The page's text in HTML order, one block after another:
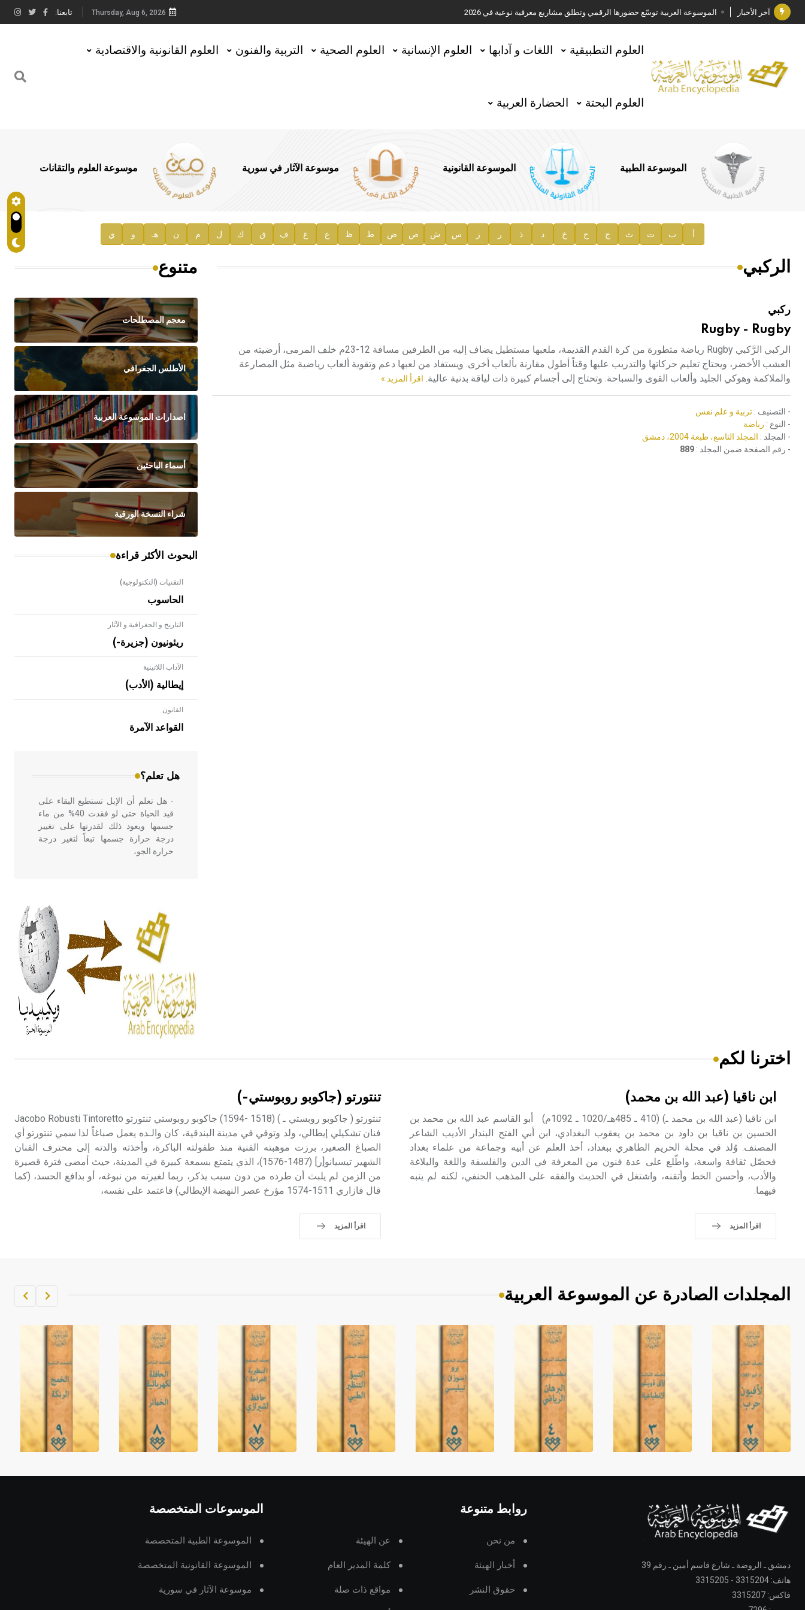
آخر الأخبار الموسوعة العربية توسّع حضورها الرقمي وتطلق مشاريع معرفية نوعية في 2026
جائزة مجمع الملك سلمان العالمي للغة العربية 2025
الأستاذ إياد خالد الطباع مدير عام لهيئة الموسوعة العربية
السيد محمد ياسين صالح وزيرا للثقافة
توصيات مجلس الإدارة
صدور المجلد السابع من موسوعة الآثار في سورية
إعلان..
Thursday, Aug 6, 2026 تابعنا:
العلوم التطبيقية اللغات و آدابها العلوم الإنسانية العلوم الصحية التربية والفنون العلوم القانونية والاقتصادية
العلوم البحتة الحضارة العربية
الموسوعة الطبية الموسوعة القانونية موسوعة الآثار في سورية موسوعة العلوم والتقانات
أ ب ت ث ج ح خ د ذ ر ز س ش ص ض ط ظ ع غ ف ق ك ل م ن هـ و ي
الركبي
ركبي
Rugby - Rugby
الركبي الرَّكبي Rugby رياضة متطورة من كرة القدم القديمة، ملعبها مستطيل يضاف إليه من الطرفين مسافة 12-23م خلف المرمى، أرضيته من
العشب الأخضر، ويحتاج تعليم حركاتها والتدريب عليها وقتاً أطول مقارنة بألعاب أخرى. ويستفاد من لعبها دعم وتقوية ألعاب رياضية مثل المصارعة
والملاكمة وهوكي الجليد وألعاب القوى والسباحة. وتحتاج إلى أجسام كبيرة ذات لياقة بدنية عالية. اقرأ المزيد »
- التصنيف : تربية و علم نفس
- النوع : رياضة
- المجلد : المجلد التاسع، طبعة 2004، دمشق
- رقم الصفحة ضمن المجلد : 889
متنوع
معجم المصطلحات
الأطلس الجغرافي
اصدارات الموسوعة العربية
أسماء الباحثين
شراء النسخة الورقية
البحوث الأكثر قراءة
التقنيات (التكنولوجية)
الحاسوب
التاريخ و الجغرافية و الآثار
ريئونيون (جزيرة-)
الآداب اللاتينية
إيطالية (الأدب)
القانون
القواعد الآمرة
هل تعلم؟
- هل تعلم أن الأبلق نوع من الفنون
الهندسية التي ارتبطت بالعمارة الإسلامية
في بلاد الشام ومصر خاصة، حيث يحرص
- هل تعلم أن الإبل تستطيع البقاء على
قيد الحياة حتى لو فقدت 40% من ماء
جسمها ويعود ذلك لقدرتها على تغيير
درجة حرارة جسمها تبعاً لتغير درجة
حرارة الجو،
أربعة مؤلفات هي: الحكم، الأدلة، تنظيم
التغذية، ورسالته في جروح الرأس.
ويعود له الفضل بأنه حرر الطب من
الدين والفلسفة.
- هل تعلم أن المرجان إفراز حيواني
يتكون في البحر ويتركب من مادة
كربونات الكلسيوم، وهو أحمر أو شديد
الحمرة وهو أجود أنواعه، ويمتاز بكبر
الحجم ويسمى الش
الإنكليزية أب
- هل تعلم أن أبجر Abgar اسم معروف
جيداً يعود إلى عدد من الملوك الذين
حكموا مدينة إديسا (الرها) من أبجر الأول
وحتى التاسع، وهم ينتسبون إلى أسرة
اخترنا لكم
ابن ناقيا (عبد الله بن محمد)
ابن ناقيا (عبد الله بن محمد ـ) (410 ـ 485هـ/1020 ـ 1092م) أبو القاسم عبد الله بن محمد بن
الحسين بن ناقيا بن داود بن محمد بن يعقوب البغدادي، ابن أبي الفتح البندار الأديب الشاعر
المصنف. وُلد في محلة الحريم الطاهري ببغداد، أخذ العلم عن أبيه وجماعة من علماء بغداد
فحصّل ثقافة واسعة، واطّلع على عدة فنون من المعرفة في الدين والفلسفة واللغة والبلاغة
والأدب، وأحسن الخط وأتقنه، واشتغل في الحديث والفقه على المذهب الحنفي، لكنه لم ينبه
فيهما.
اقرأ المزيد
تنتورتو (جاكوبو روبوستي-)
تنتورتو ( جاكوبو روبستي ـ ) (1518 -1594) جاكوبو روبوستي تنتورتو Jacobo Robusti Tintoretto
فنان تشكيلي إيطالي، ولد وتوفي في مدينة البندقية، كان والـده يعمل صباغاً لذا سمي تنتورتو أي
الصباغ الصغير، برزت موهبته الفنية منذ طفولته الباكرة، وأخذته والدته إلى محترف الفنان
الشهير تيسيانو[ر] (1487-1576)، الذي يتمتع بسمعة كبيرة في المدينة، حيث أمضى فترة قصيرة
من الزمن لم يلبث أن طرده من دون سبب يذكر، ربما لغيرته من نبوغه، أو بدافع الحسد، (كما
قال فازاري 1511-1574 مؤرخ عصر النهضة الإيطالي) فاعتمد على نفسه،
اقرأ المزيد
المجلدات الصادرة عن الموسوعة العربية
دمشق ـ الروضة ـ شارع قاسم أمين ـ رقم 39
هاتف: 3315204 - 3315205
فاكس: 3315207
روابط متنوعة
من نحن عن الهيئة
أخبار الهيئة كلمة المدير العام
حقوق النشر مواقع ذات صلة
الموسوعات المتخصصة
الموسوعة الطبية المتخصصة
الموسوعة القانونية المتخصصة
موسوعة الآثار في سورية